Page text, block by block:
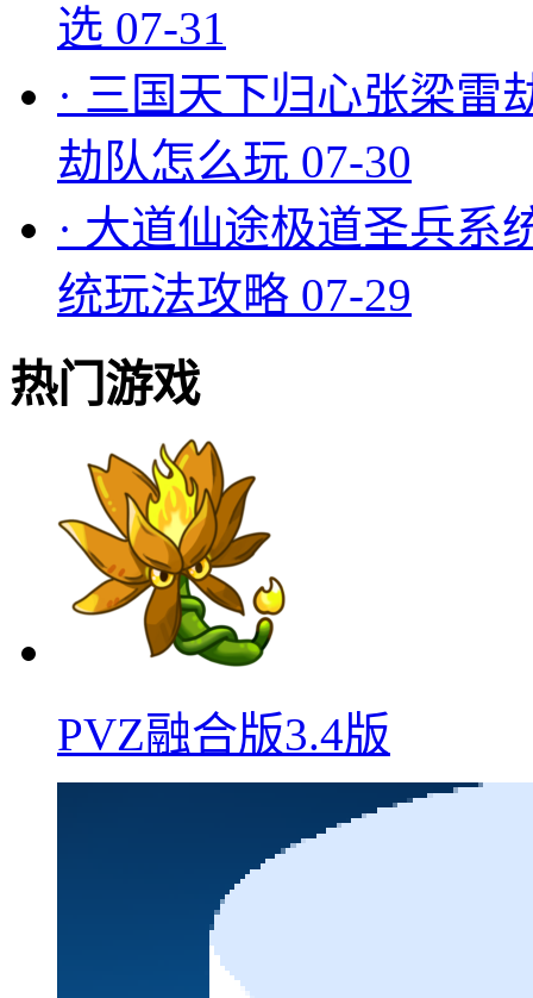
选 07-31
· 三国天下归心张梁雷
劫队怎么玩 07-30
· 大道仙途极道圣兵系
统玩法攻略 07-29
热门游戏
PVZ融合版3.4版